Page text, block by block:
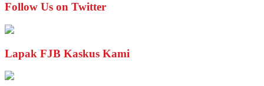
Follow Us on Twitter
Lapak FJB Kaskus Kami